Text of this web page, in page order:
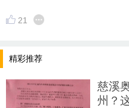
你的过年仪式感，可以是
家除夕快乐，龙年大吉！
21
精彩推荐
慈溪
州？